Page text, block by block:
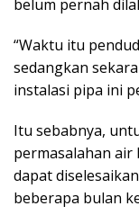
belum pernah
“Waktu itu
sedangkan
instalasi pipa ini
Itu sebabnya,
permasalahan
dapat
beberapa bulan